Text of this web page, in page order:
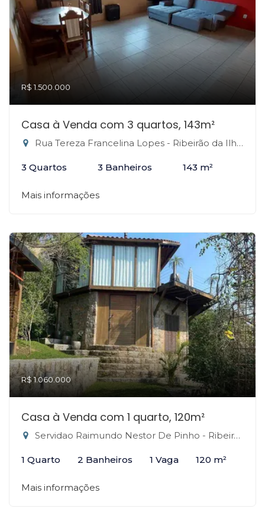
R$ 1.500.000
Casa à Venda com 3 quartos, 143m²
Rua Tereza Francelina Lopes - Ribeirão da Ilha, Florianópolis-SC
3 Quartos 3 Banheiros 143 m²
Mais informações
R$ 1.060.000
Casa à Venda com 1 quarto, 120m²
Servidao Raimundo Nestor De Pinho - Ribeirão da Ilha, Florianópolis-SC
1 Quarto 2 Banheiros 1 Vaga 120 m²
Mais informações